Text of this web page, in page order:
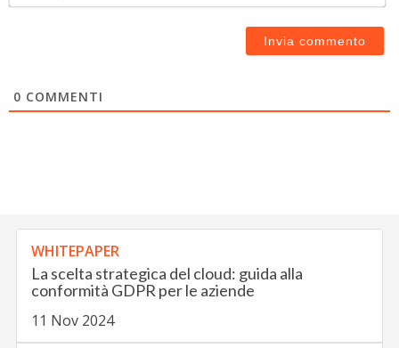
0 COMMENTI
WHITEPAPER
La scelta strategica del cloud: guida alla
conformità GDPR per le aziende
11 Nov 2024